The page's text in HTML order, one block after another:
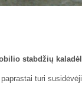
stabdžių
turi